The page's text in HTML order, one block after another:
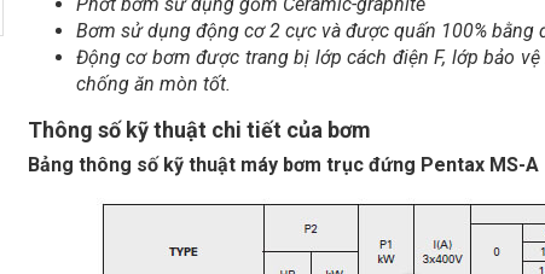
Bơm sử dụng động cơ 2 cực và được quấn 100% bằng
Động cơ bơm được trang bị lớp cách điện F, lớp bảo
chống ăn mòn tốt.
Thông số kỹ thuật chi tiết của bơm
Bảng thông số kỹ thuật máy bơm trục đứng Pentax MS-A